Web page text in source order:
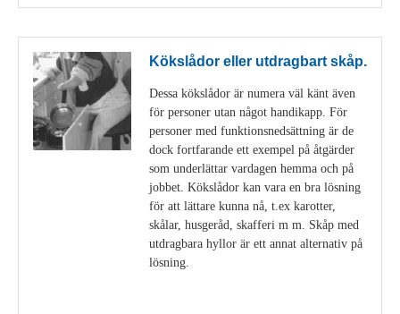
Kökslådor eller utdragbart skåp.
Dessa kökslådor är numera väl känt även
för personer utan något handikapp. För
personer med funktionsnedsättning är de
dock fortfarande ett exempel på åtgärder
som underlättar vardagen hemma och på
jobbet. Kökslådor kan vara en bra lösning
för att lättare kunna nå, t.ex karotter,
skålar, husgeråd, skafferi m m. Skåp med
utdragbara hyllor är ett annat alternativ på
lösning.